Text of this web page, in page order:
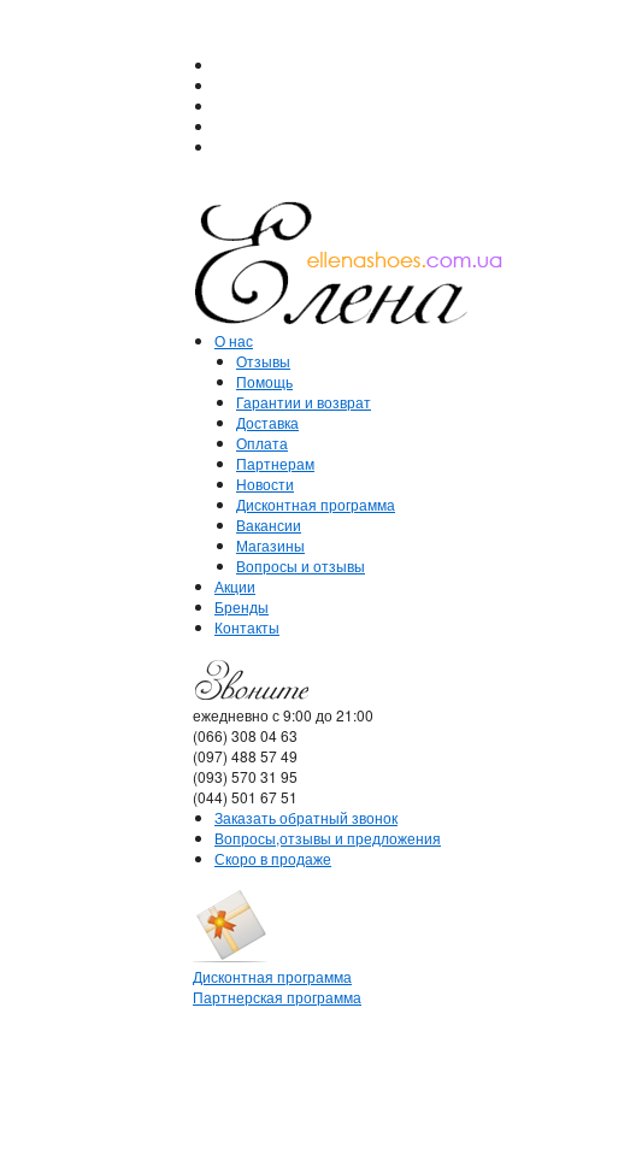
О нас
Отзывы
Помощь
Гарантии и возврат
Доставка
Оплата
Партнерам
Новости
Дисконтная программа
Вакансии
Магазины
Вопросы и отзывы
Акции
Бренды
Контакты
ежедневно с 9:00 до 21:00
(066) 308 04 63
(097) 488 57 49
(093) 570 31 95
(044) 501 67 51
Заказать обратный звонок
Вопросы,отзывы и предложения
Скоро в продаже
Дисконтная программа
Партнерская программа